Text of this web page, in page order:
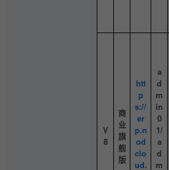
V
8
商
业
旗
舰
版
htt
p
s://
er
p.n
od
clo
ud.
a
d
m
in
0
1/
a
d
m